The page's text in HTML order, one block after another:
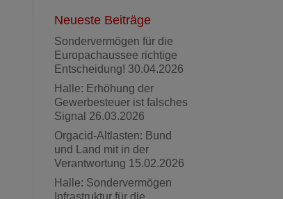
Neueste Beiträge
Sondervermögen für die
Europachaussee richtige
Entscheidung! 30.04.2026
Halle: Erhöhung der
Gewerbesteuer ist falsches
Signal 26.03.2026
Orgacid-Altlasten: Bund
und Land mit in der
Verantwortung 15.02.2026
Halle: Sondervermögen
Infrastruktur für die